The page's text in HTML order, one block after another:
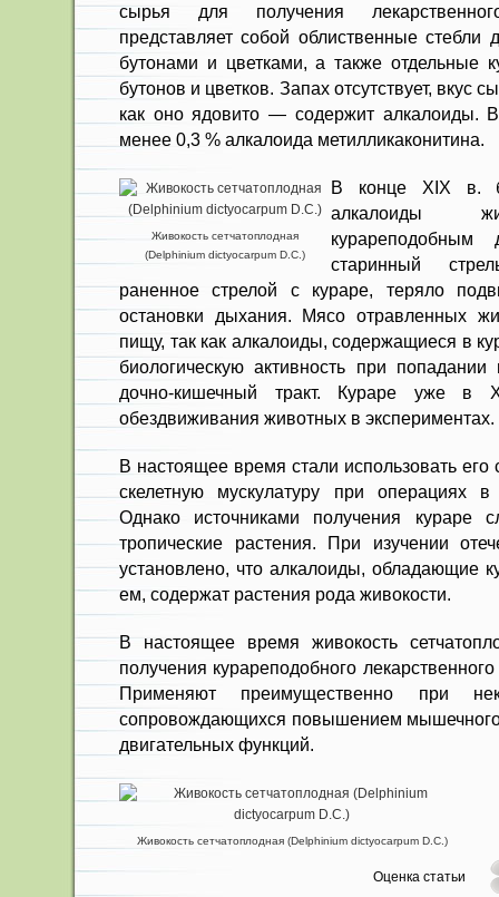
сырья для получения
представляет собой об­лиственные
бутонами и цветками, а также отдельные
бутонов и цветков. Запах отсутствует, вкус
как оно ядовито — содержит алкалоиды.
менее 0,3 % алкалоида метилликаконитина.
Живокость сетчатоплодная
(Delphinium dictyocarpum D.C.)
В конце XIX в.
алкалоиды
старинный
раненное стрелой с кураре, теряло
остановки дыхания. Мясо отравленных
пищу, так как алкалои­ды, содержащиеся в
биологическую активность при
дочно-кишечный тракт. Кураре уже в
обездвиживания животных в экспериментах.
В настоящее время стали исполь­зовать его
скелетную мускулатуру при операциях
Однако источ­никами получения кураре
тропические растения. При изучении
установлено, что алкалоиды, обладающие
ем, содержат растения рода живо­кости.
В настоящее время живокость
полу­чения курареподобного
Применяют преимущественно при
сопровождающихся повыше­нием мышечного
двигательных функций.
Живокость сетчатоплодная (Delphinium dictyocarpum D.C.)
Оценка статьи